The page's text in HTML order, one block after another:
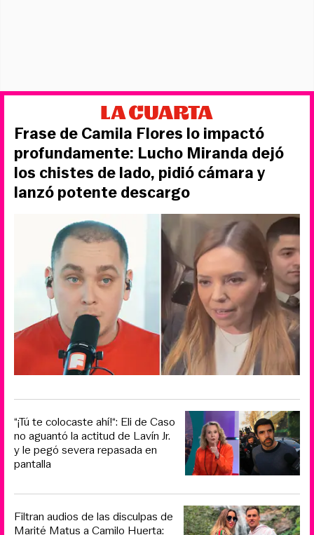
Frase de Camila Flores lo impactó
profundamente: Lucho Miranda dejó
los chistes de lado, pidió cámara y
lanzó potente descargo
“¡Tú te colocaste ahí!“: Eli de Caso
no aguantó la actitud de Lavín Jr.
y le pegó severa repasada en
pantalla
Filtran audios de las disculpas de
Marité Matus a Camilo Huerta: